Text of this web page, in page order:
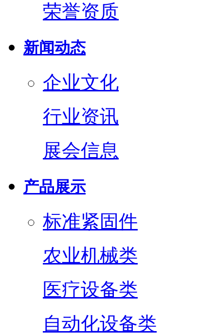
荣誉资质
新闻动态
企业文化
行业资讯
展会信息
产品展示
标准紧固件
农业机械类
医疗设备类
自动化设备类